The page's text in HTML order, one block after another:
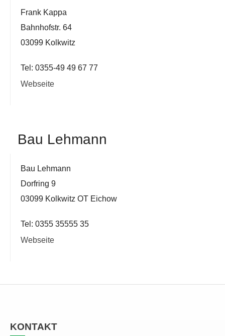
Frank Kappa
Bahnhofstr. 64
03099 Kolkwitz
Tel: 0355-49 49 67 77
Webseite
Bau Lehmann
Bau Lehmann
Dorfring 9
03099 Kolkwitz OT Eichow
Tel: 0355 35555 35
Webseite
KONTAKT